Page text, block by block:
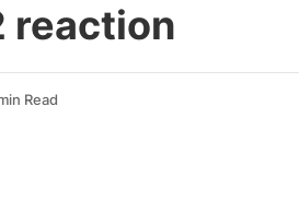
reaction
Read